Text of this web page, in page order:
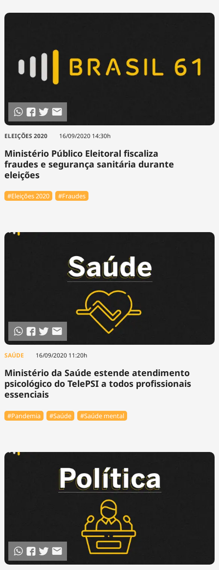
ELEIÇÕES 2020 16/09/2020 14:30h
Ministério Público Eleitoral fiscaliza
fraudes e segurança sanitária durante
eleições
#Eleições 2020 #Fraudes
SAÚDE 16/09/2020 11:20h
Ministério da Saúde estende atendimento
psicológico do TelePSI a todos profissionais
essenciais
#Pandemia #Saúde #Saúde mental